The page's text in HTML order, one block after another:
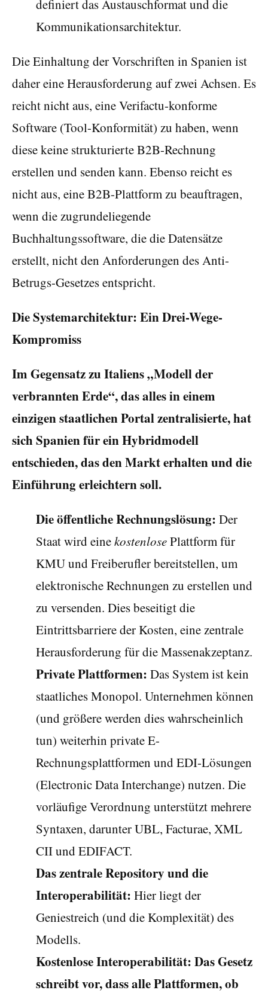
definiert das Austauschformat und die
Kommunikationsarchitektur.
Die Einhaltung der Vorschriften in Spanien ist
daher eine Herausforderung auf zwei Achsen. Es
reicht nicht aus, eine Verifactu-konforme
Software (Tool-Konformität) zu haben, wenn
diese keine strukturierte B2B-Rechnung
erstellen und senden kann. Ebenso reicht es
nicht aus, eine B2B-Plattform zu beauftragen,
wenn die zugrundeliegende
Buchhaltungssoftware, die die Datensätze
erstellt, nicht den Anforderungen des Anti-
Betrugs-Gesetzes entspricht.
Die Systemarchitektur: Ein Drei-Wege-
Kompromiss
Im Gegensatz zu Italiens „Modell der
verbrannten Erde“, das alles in einem
einzigen staatlichen Portal zentralisierte, hat
sich Spanien für ein Hybridmodell
entschieden, das den Markt erhalten und die
Einführung erleichtern soll.
Die öffentliche Rechnungslösung: Der
Staat wird einekostenlosePlattform für
KMU und Freiberufler bereitstellen, um
elektronische Rechnungen zu erstellen und
zu versenden. Dies beseitigt die
Eintrittsbarriere der Kosten, eine zentrale
Herausforderung für die Massenakzeptanz.
Private Plattformen: Das System ist kein
staatliches Monopol. Unternehmen können
(und größere werden dies wahrscheinlich
tun) weiterhin private E-
Rechnungsplattformen und EDI-Lösungen
(Electronic Data Interchange) nutzen. Die
vorläufige Verordnung unterstützt mehrere
Syntaxen, darunter UBL, Facturae, XML
CII und EDIFACT.
Das zentrale Repository und die
Interoperabilität: Hier liegt der
Geniestreich (und die Komplexität) des
Modells.
Kostenlose Interoperabilität: Das Gesetz
schreibt vor, dass alle Plattformen, ob